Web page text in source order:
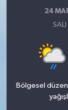
24
SALI
Bölgesel